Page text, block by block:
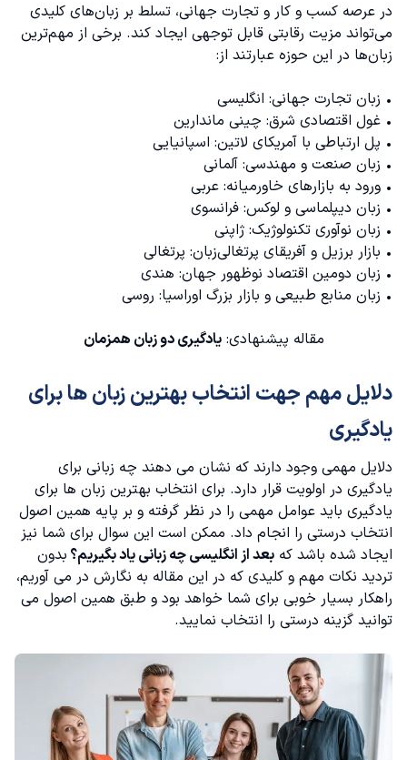
در عرصه کسب و کار و تجارت جهانی، تسلط بر زبان‌های کلیدی
می‌تواند مزیت رقابتی قابل توجهی ایجاد کند. برخی از مهم‌ترین
زبان‌ها در این حوزه عبارتند از:
• زبان تجارت جهانی: انگلیسی
• غول اقتصادی شرق: چینی ماندارین
• پل ارتباطی با آمریکای لاتین: اسپانیایی
• زبان صنعت و مهندسی: آلمانی
• ورود به بازارهای خاورمیانه: عربی
• زبان دیپلماسی و لوکس: فرانسوی
• زبان نوآوری تکنولوژیک: ژاپنی
• بازار برزیل و آفریقای پرتغالی‌زبان: پرتغالی
• زبان دومین اقتصاد نوظهور جهان: هندی
• زبان منابع طبیعی و بازار بزرگ اوراسیا: روسی
مقاله پیشنهادی:یادگیری دو زبان همزمان
دلایل مهم جهت انتخاب بهترین زبان ها برای
یادگیری
دلایل مهمی وجود دارند که نشان می دهند چه زبانی برای
یادگیری در اولویت قرار دارد. برای انتخاب بهترین زبان ها برای
یادگیری باید عوامل مهمی را در نظر گرفته و بر پایه همین اصول
انتخاب درستی را انجام داد. ممکن است این سوال برای شما نیز
ایجاد شده باشد که بعد از انگلیسی چه زبانی یاد بگیریم؟ بدون
تردید نکات مهم و کلیدی که در این مقاله به نگارش در می آوریم،
راهکار بسیار خوبی برای شما خواهد بود و طبق همین اصول می
توانید گزینه درستی را انتخاب نمایید.